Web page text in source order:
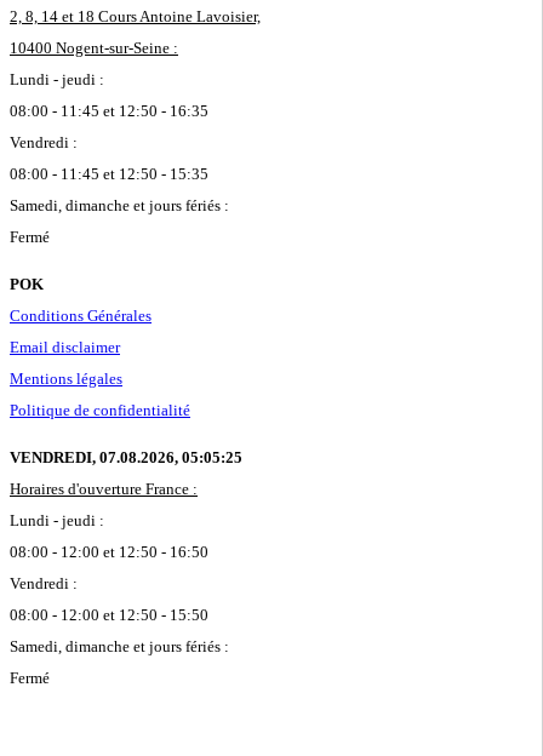
2, 8, 14 et 18 Cours Antoine Lavoisier,
10400 Nogent-sur-Seine :
Lundi - jeudi :
08:00 - 11:45 et 12:50 - 16:35
Vendredi :
08:00 - 11:45 et 12:50 - 15:35
Samedi, dimanche et jours fériés :
Fermé
POK
Conditions Générales
Email disclaimer
Mentions légales
Politique de confidentialité
VENDREDI, 07.08.2026, 05:05:26
Horaires d'ouverture France :
Lundi - jeudi :
08:00 - 12:00 et 12:50 - 16:50
Vendredi :
08:00 - 12:00 et 12:50 - 15:50
Samedi, dimanche et jours fériés :
Fermé